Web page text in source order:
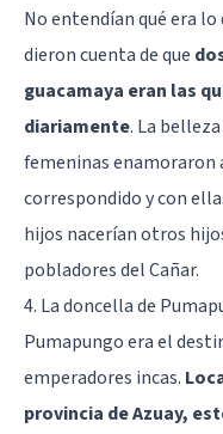
No entendían qué era lo
dieron cuenta de que
guacamaya eran las
diariamente. La
femeninas enamoraron
correspondido y con
hijos nacerían otros
pobladores del Cañar.
4. La doncella de
Pumapungo era el
emperadores incas.
provincia de Azuay,